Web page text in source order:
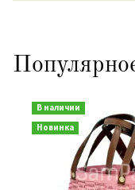
В наличии
Новинка